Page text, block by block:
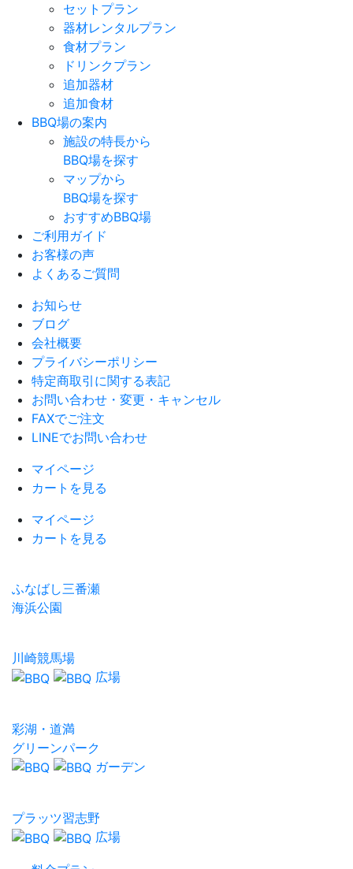
セットプラン
器材レンタルプラン
食材プラン
ドリンクプラン
追加器材
追加食材
BBQ場の案内
施設の特長から
BBQ場を探す
マップから
BBQ場を探す
おすすめBBQ場
ご利用ガイド
お客様の声
よくあるご質問
お知らせ
ブログ
会社概要
プライバシーポリシー
特定商取引に関する表記
お問い合わせ・変更・キャンセル
FAXでご注文
LINEでお問い合わせ
マイページ
カートを見る
マイページ
カートを見る
ふなばし三番瀬
海浜公園
川崎競馬場
広場
彩湖・道満
グリーンパーク
ガーデン
プラッツ習志野
広場